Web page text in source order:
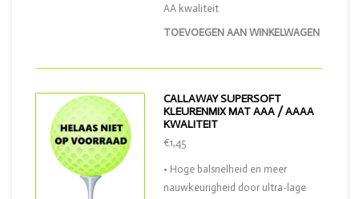
TOEVOEGEN AAN WINKELWAGEN
AA kwaliteit
CALLAWAY SUPERSOFT
KLEURENMIX MAT AAA / AAAA
KWALITEIT
€1,45
• Hoge balsnelheid en meer
nauwkeurigheid door ultra-lage